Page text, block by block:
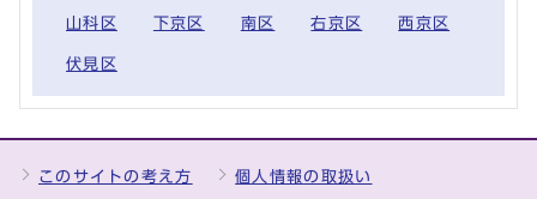
山科区 下京区 南区 右京区 西京区
伏見区
このサイトの考え方 個人情報の取扱い